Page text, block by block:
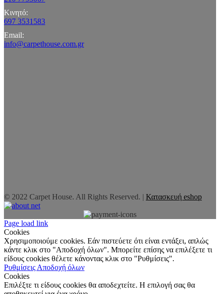
Κινητό:
697 3531583
Email:
info@carpethouse.com.gr
© 2022 Carpet House. All Rights Reserved. | Κατασκευή eshop
Page load link
Cookies
Χρησιμοποιούμε cookies. Εάν πιστεύετε ότι είναι εντάξει, απλώς
κάντε κλικ στο "Αποδοχή όλων". Μπορείτε επίσης να επιλέξετε τι
είδους cookies θέλετε κάνοντας κλικ στο "Ρυθμίσεις".
Ρυθμίσεις Αποδοχή όλων
Cookies
Επιλέξτε τι είδους cookies θα αποδεχτείτε. Η επιλογή σας θα